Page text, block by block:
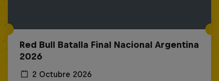
Red Bull Batalla Final Nacional Argentina
2026
2 Octubre 2026